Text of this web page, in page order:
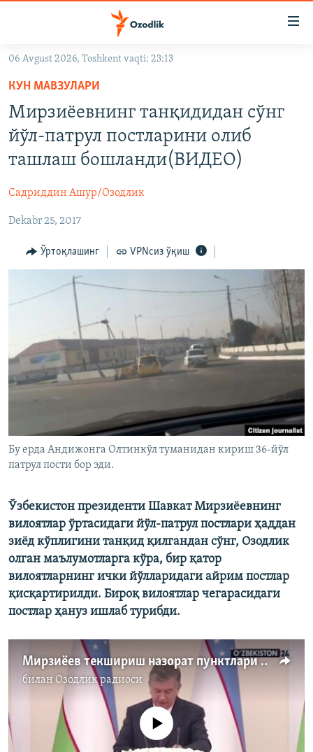
Асосий
навигацияга
ўтинг
Қидиришга
ўтинг
OZODARXIV
На русском
ИЖТИМОИЙ ТАРМОҚЛАР
Озодлик бошқа тилларда
06 Avgust 2026, Toshkent vaqti: 23:13
КУН МАВЗУЛАРИ
Мирзиёевнинг танқидидан сўнг
йўл-патрул постларини олиб
ташлаш бошланди(ВИДЕО)
Садриддин Ашур/Озодлик
Dekabr 25, 2017
Ўртоқлашинг VPNсиз ўқиш
Бу ерда Андижонга Олтинкўл туманидан кириш 36-йўл
патрул пости бор эди.
Ўзбекистон президенти Шавкат Мирзиёевнинг
вилоятлар ўртасидаги йўл-патрул постлари ҳаддан
зиёд кўплигини танқид қилгандан сўнг, Озодлик
олган маълумотларга кўра, бир қатор
вилоятларнинг ички йўлларидаги айрим постлар
қисқартирилди. Бироқ вилоятлар чегарасидаги
постлар ҳануз ишлаб турибди.
Мирзиёев текшириш назорат пунктлари тугатилишини буюрди
билан Озодлик радиоси
Айни дамда медиа-манба мавжуд эмас